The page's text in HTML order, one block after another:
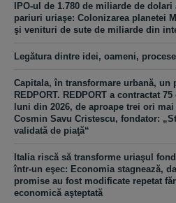
IPO-ul de 1.780 de miliarde de
pariuri uriaşe: Colonizarea planetei
şi venituri de sute de miliarde din
Legătura dintre idei, oameni,
Capitala, în transformare urbană, un
REDPORT. REDPORT a contractat
luni din 2026, de aproape trei ori
Cosmin Savu Cristescu, fondator:
validată de piaţă“
Italia riscă să transforme uriaşul
într-un eşec: Economia stagnează,
promise au fost modificate repetat
economică aşteptată